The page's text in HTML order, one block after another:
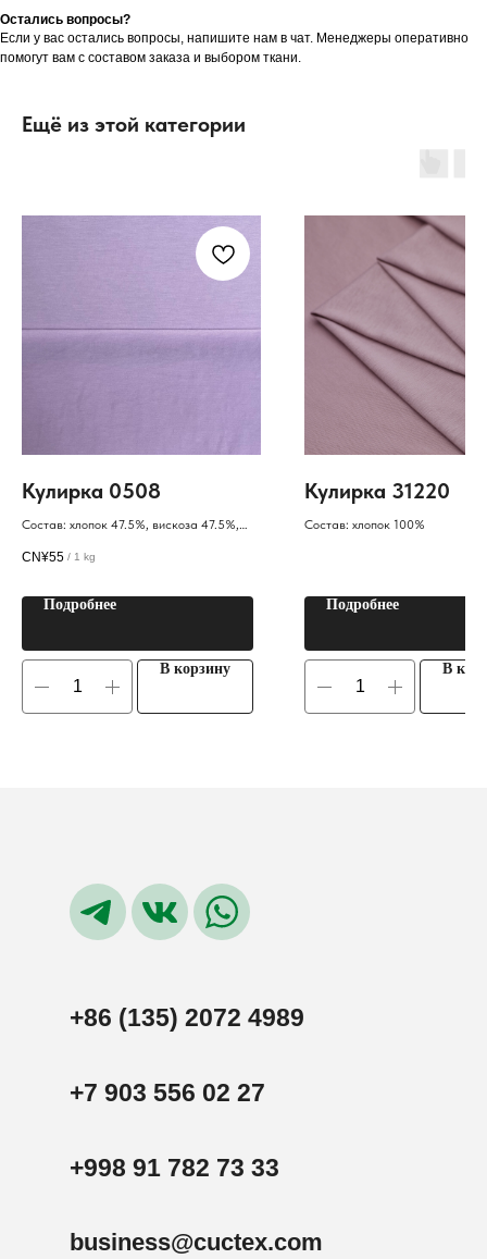
Остались вопросы?
Если у вас остались вопросы, напишите нам в чат. Менеджеры оперативно
помогут вам с составом заказа и выбором ткани.
Ещё из этой категории
Кулирка 0508
Состав: хлопок 47.5%, вискоза 47.5%,
CN¥55 / 1 kg
Подробнее
В корзину
Кулирка 31220
Состав: хлопок 100%
Подробнее
В
business@cuctex.com
+86 (135) 2072 4989
+7 903 556 02 27
+998 91 782 73 33